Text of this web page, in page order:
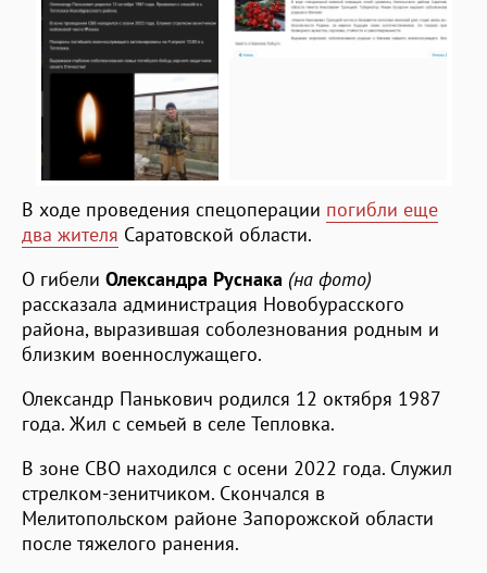
В ходе проведения спецоперации погибли еще
два жителя Саратовской области.
О гибели Олександра Руснака (на фото)
рассказала администрация Новобурасского
района, выразившая соболезнования родным и
близким военнослужащего.
Олександр Панькович родился 12 октября 1987
года. Жил с семьей в селе Тепловка.
В зоне СВО находился с осени 2022 года. Служил
стрелком-зенитчиком. Скончался в
Мелитопольском районе Запорожской области
после тяжелого ранения.